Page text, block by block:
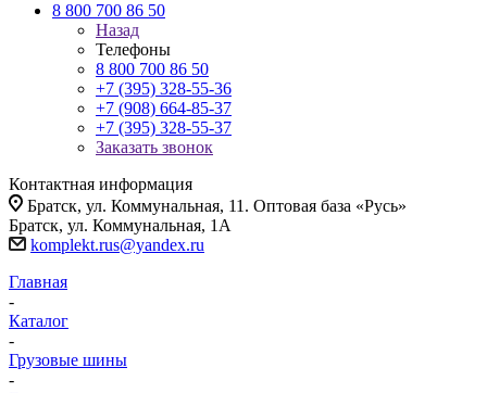
8 800 700 86 50
Назад
Телефоны
8 800 700 86 50
+7 (395) 328-55-36
+7 (908) 664-85-37
+7 (395) 328-55-37
Заказать звонок
Контактная информация
Братск, ул. Коммунальная, 11. Оптовая база «Русь»
Братск, ул. Коммунальная, 1А
komplekt.rus@yandex.ru
Главная
-
Каталог
-
Грузовые шины
-